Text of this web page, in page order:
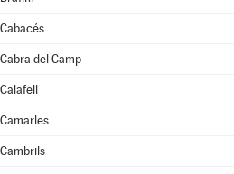
Cabacés
Cabra del Camp
Calafell
Camarles
Cambrils